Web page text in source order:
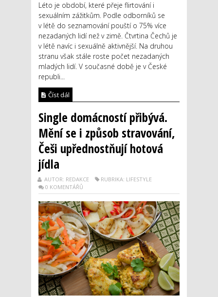
Léto je období, které přeje flirtování i
sexuálním zážitkům. Podle odborníků se
v létě do seznamování pouští o 75% více
nezadaných lidí než v zimě. Čtvrtina Čechů je
v létě navíc i sexuálně aktivnější. Na druhou
stranu však stále roste počet nezadaných
mladých lidí. V současné době je v České
republi...
Číst dál
Single domácností přibývá.
Mění se i způsob stravování,
Češi upřednostňují hotová
jídla
AUTOR: REDAKCE
RUBRIKA: LIFESTYLE
0 KOMENTÁŘŮ